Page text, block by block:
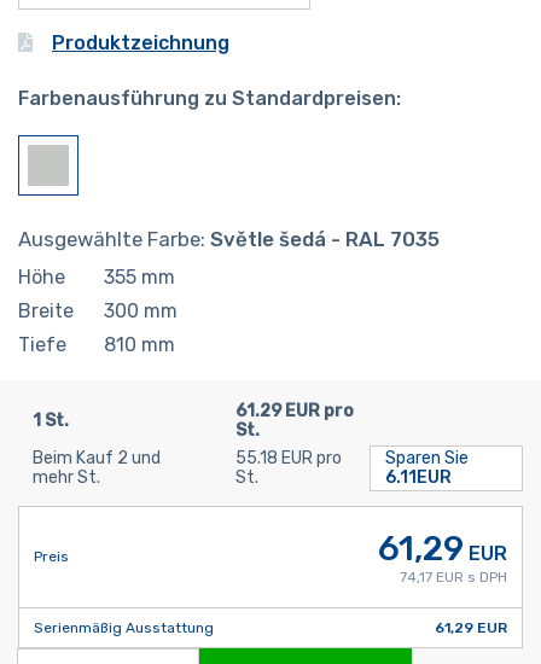
Produktzeichnung
Farbenausführung zu Standardpreisen:
Ausgewählte Farbe: Světle šedá - RAL 7035
Höhe 355 mm
Breite
300 mm
Tiefe
810 mm
1 St.
61.29 EUR pro
St.
Beim Kauf 2 und
mehr St.
55.18 EUR pro
St.
Sparen Sie
6.11EUR
Preis 61,29 EUR
74,17 EUR s DPH
Serienmäßig Ausstattung 61,29 EUR